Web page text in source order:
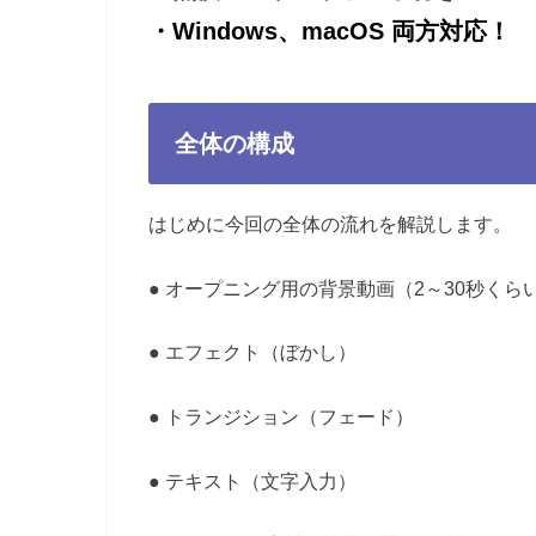
・Windows、macOS 両方対応！
全体の構成
はじめに今回の全体の流れを解説します。
● オープニング用の背景動画（2～30秒くら
● エフェクト（ぼかし）
● トランジション（フェード）
● テキスト（文字入力）